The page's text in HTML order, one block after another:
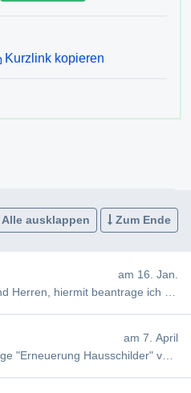
Kurzlink kopieren
Alle ausklappen Zum Ende
am 16. Jan.
am 7. April